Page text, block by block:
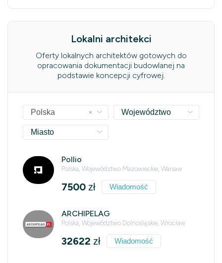
Lokalni architekci
Oferty lokalnych architektów gotowych do
opracowania dokumentacji budowlanej na
podstawie koncepcji cyfrowej.
×
Polska Województwo
Miasto
Pollio
Polska, Województwo Mazowieckie, Warsaw
7500 zł Wiadomość
ARCHIPELAG
Polska, Województwo Dolnośląskie, Wrocław
32622 zł Wiadomość